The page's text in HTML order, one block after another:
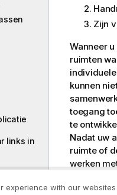
links in
Zijn
Wanneer
ruimten
kunnen
toegang
te
Nadat uw
ruimte of
werken
De basis
experience with our